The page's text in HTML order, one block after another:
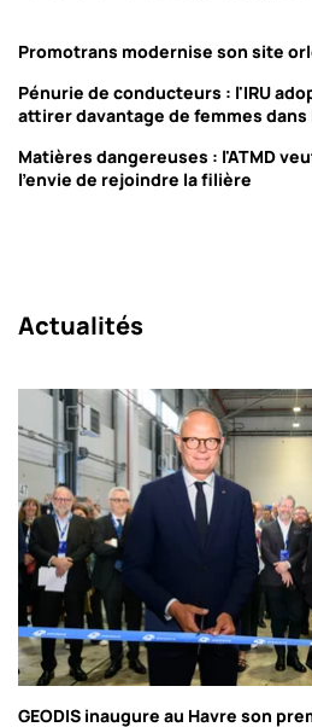
Promotrans modernise son site
Pénurie de conducteurs : l'IRU
attirer davantage de femmes
Matières dangereuses : l'ATMD
l'envie de rejoindre la filière
Actualités
GEODIS inaugure au Havre son